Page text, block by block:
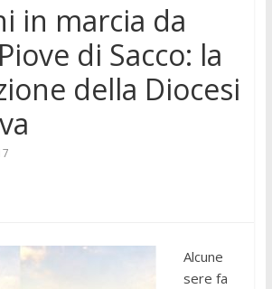
in marcia da
di Sacco: la
della Diocesi
Alcune
sere fa